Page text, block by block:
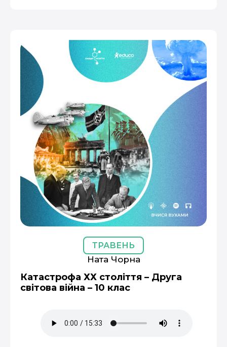
ТРАВЕНЬ
Ната Чорна
Катастрофа ХХ століття – Друга
світова війна – 10 клас